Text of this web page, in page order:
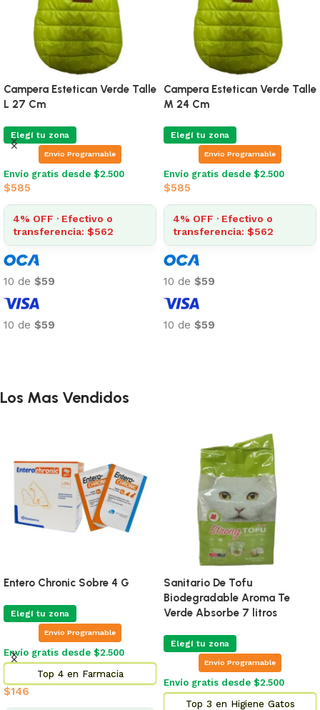
Patagonia Doble Polar
Estrellas Rosa Talle 4
Elegí tu zona
Envio Programable
Envío gratis desde $2.500
$940
4% OFF · Efectivo o
transferencia: $902
10 de $94
10 de $94
Buzo Para Perros Simfor
Terracota Peach Talle 6
Elegí tu zona
Envio Programable
Envío gratis desde $2.500
$1.063
4% OFF · Efectivo o
transferencia: $1.021
10 de $106
10 de $106
Los Mas Vendidos
Entero Chronic Sobre 4 G
Elegí tu zona
Envio Programable
Envío gratis desde $2.500
Top 4 en Farmacia
$146
Sanitario De Tofu
Biodegradable Aroma Te
Verde Absorbe 7 litros
Elegí tu zona
Envio Programable
Envío gratis desde $2.500
Top 3 en Higiene Gatos